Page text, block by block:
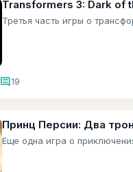
Transformers 3: Dark of
Третья часть игры о
comment19
Принц Персии: Два
Еще одна игра о